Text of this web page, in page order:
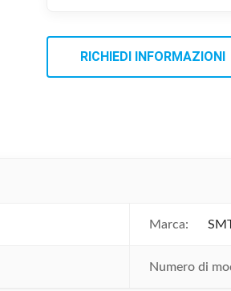
RICHIEDI INFORMAZIONI
Marca:
Numero di